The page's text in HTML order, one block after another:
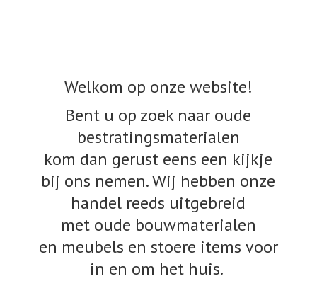
Welkom op onze website!
Bent u op zoek naar oude
bestratingsmaterialen
kom dan gerust eens een kijkje
bij ons nemen. Wij hebben onze
handel reeds uitgebreid
met oude bouwmaterialen
en meubels en stoere items voor
in en om het huis.